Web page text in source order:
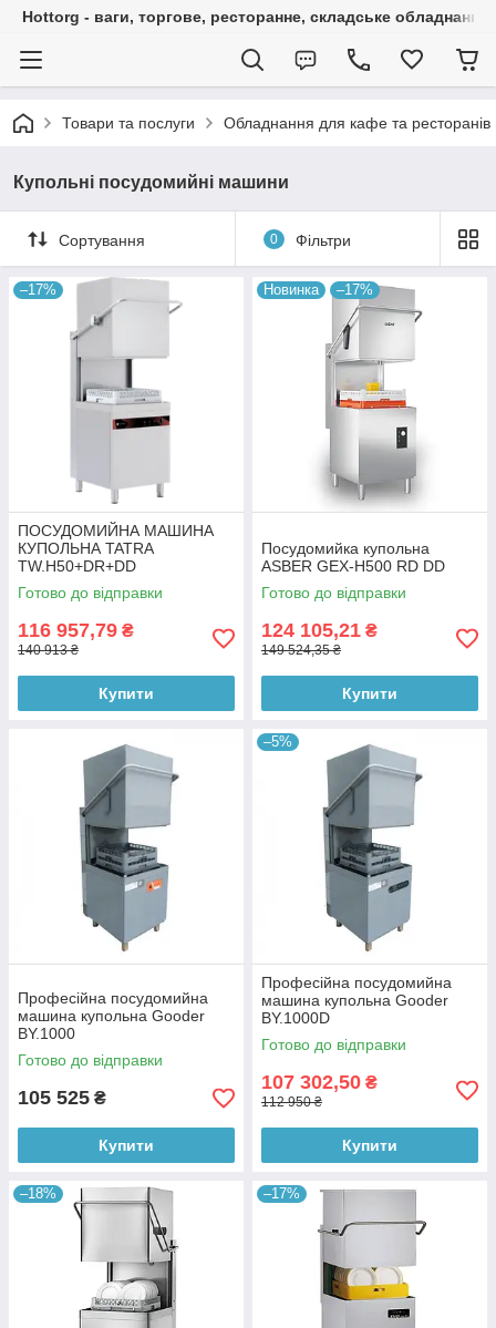
Hottorg - ваги, торгове, ресторанне, складське обладнання
Товари та послуги Обладнання для кафе та ресторанів
Купольні посудомийні машини
Сортування 0 Фільтри
–17%
ПОСУДОМИЙНА МАШИНА
КУПОЛЬНА TATRA
TW.H50+DR+DD
Готово до відправки
116 957,79 ₴
140 913 ₴
Купити
Новинка –17%
Посудомийка купольна
ASBER GEX-H500 RD DD
Готово до відправки
124 105,21 ₴
149 524,35 ₴
Купити
Професійна посудомийна
машина купольна Gooder
BY.1000
Готово до відправки
105 525 ₴
Купити
–5%
Професійна посудомийна
машина купольна Gooder
BY.1000D
Готово до відправки
107 302,50 ₴
112 950 ₴
Купити
–18% –17%